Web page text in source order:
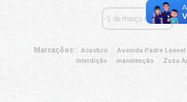
5 de março de 2024
Marcações: Acústico Avenida Padre Leonel
Interdição
manutenção Zuzu